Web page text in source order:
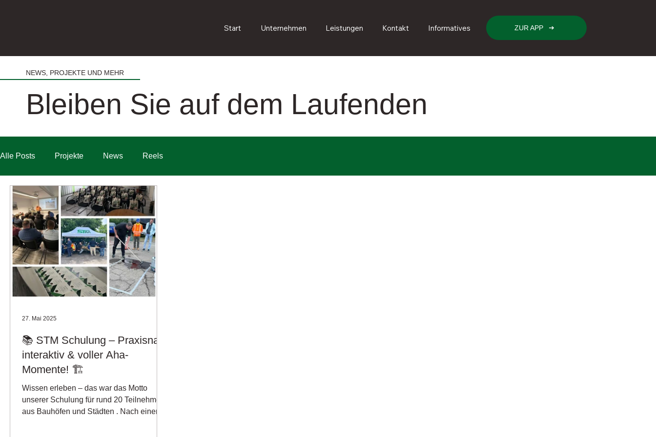
Start Unternehmen Leistungen Kontakt Informatives ZUR APP
NEWS, PROJEKTE UND MEHR
Bleiben Sie auf dem Laufenden
Alle Posts Projekte News Reels
📚 STM Schulung – Praxisnah,
interaktiv & voller Aha-
Momente! 🏗️
Wissen erleben – das war das Motto
unserer Schulung für rund 20 Teilnehmer
aus Bauhöfen und Städten . Nach einer
27. Mai 2025